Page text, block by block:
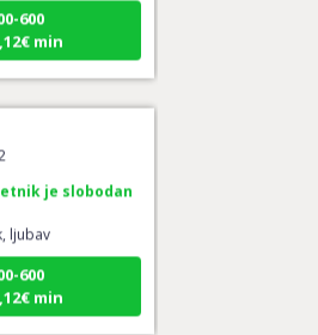
min
600
min